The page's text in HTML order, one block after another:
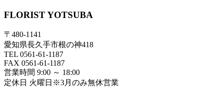
FLORIST YOTSUBA
〒480-1141
愛知県長久手市根の神418
TEL 0561-61-1187
FAX 0561-61-1187
営業時間 9:00 ～ 18:00
定休日 火曜日※3月のみ無休営業